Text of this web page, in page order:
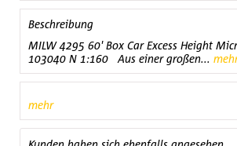
Beschreibung
MILW 4295 60' Box Car Excess Height
103040 N 1:160 Aus einer großen...
mehr